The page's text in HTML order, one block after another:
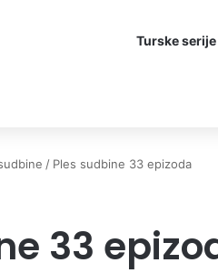
Turske serije
/ Ples sudbine 33 epizoda
33